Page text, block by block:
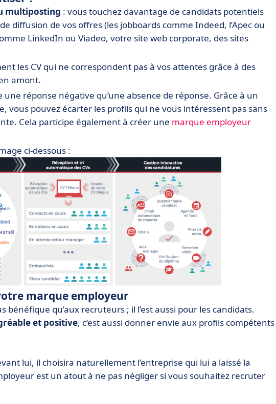
multiposting : vous touchez davantage de candidats potentiels
diffusion de vos offres (les jobboards comme Indeed, l’Apec ou
LinkedIn ou Viadeo, votre site web corporate, des sites
les CV qui ne correspondent pas à vos attentes grâce à des
amont.
réponse négative qu’une absence de réponse. Grâce à un
vous pouvez écarter les profils qui ne vous intéressent pas sans
Cela participe également à créer une marque employeur
ci-dessous :
marque employeur
bénéfique qu’aux recruteurs ; il l’est aussi pour les candidats.
et positive, c’est aussi donner envie aux profils compétents
lui, il choisira naturellement l’entreprise qui lui a laissé la
est un atout à ne pas négliger si vous souhaitez recruter